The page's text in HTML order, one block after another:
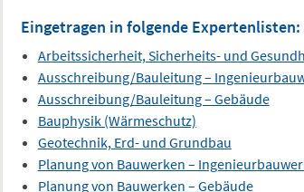
Eingetragen in folgende Expertenlisten:
Arbeitssicherheit, Sicherheits- und
Ausschreibung/Bauleitung –
Ausschreibung/Bauleitung – Gebäude
Bauphysik (Wärmeschutz)
Geotechnik, Erd- und Grundbau
Planung von Bauwerken –
Planung von Bauwerken – Gebäude